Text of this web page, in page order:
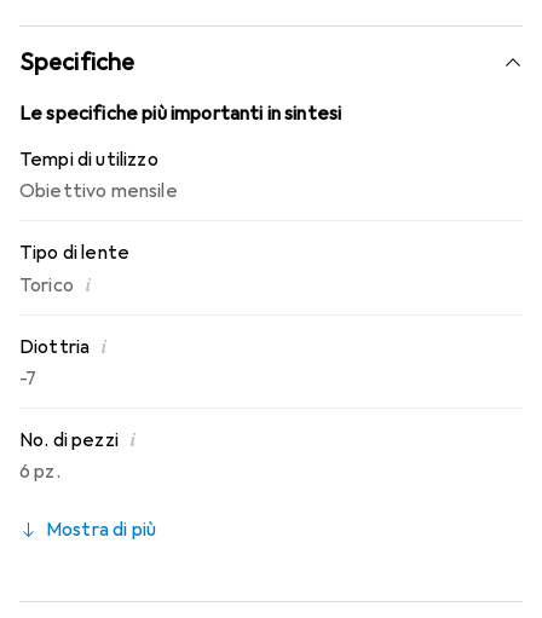
comfort che conosci. Indossare le lenti a contatto mensili
è comodo e senza interruzioni per tutto il giorno.
Specifiche
Le specifiche più importanti in sintesi
Tempi di utilizzo
Obiettivo mensile
Tipo di lente
Torico i
Diottria i
-7
No. di pezzi i
6 pz.
Mostra di più